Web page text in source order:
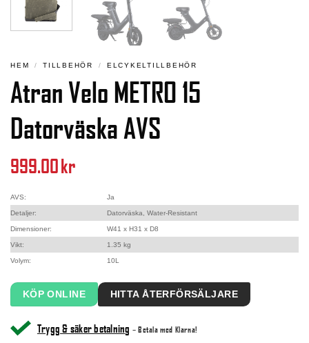
HEM / TILLBEHÖR / ELCYKELTILLBEHÖR
Atran Velo METRO 15
Datorväska AVS
999.00kr
AVS: Ja
Detaljer: Datorväska, Water-Resistant
Dimensioner: W41 x H31 x D8
Vikt: 1.35 kg
Volym: 10L
KÖP ONLINE HITTA ÅTERFÖRSÄLJARE
Trygg & säker betalning – Betala med Klarna!